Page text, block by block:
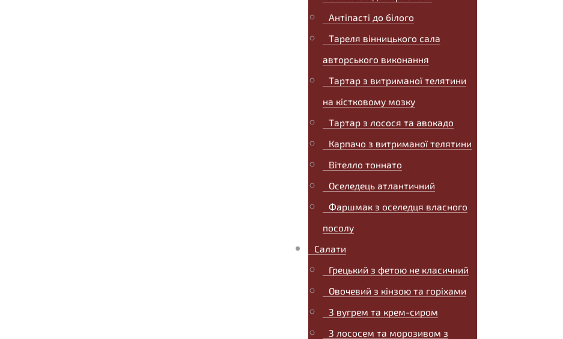
Антіпасті до білого
Тареля вінницького сала
авторського виконання
Тартар з витриманої телятини
на кістковому мозку
Тартар з лосося та авокадо
Карпачо з витриманої телятини
Вітелло тоннато
Оселедець атлантичний
Фаршмак з оселедця власного
посолу
Салати
Грецький з фетою не класичний
Овочевий з кінзою та горіхами
З вугрем та крем-сиром
З лососем та морозивом з